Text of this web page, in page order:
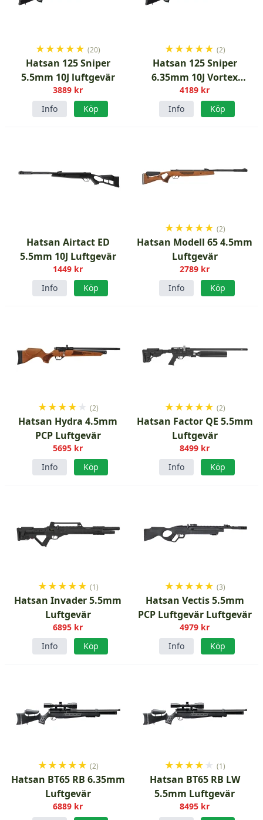
★★★★★ (20)
Hatsan 125 Sniper
5.5mm 10J luftgevär
3889 kr
Info
Köp
★★★★★ (2)
Hatsan 125 Sniper
6.35mm 10J Vortex
luftgevär
4189 kr
Info
Köp
Hatsan Airtact ED
5.5mm 10J Luftgevär
1449 kr
Info
Köp
★★★★★ (2)
Hatsan Modell 65 4.5mm
Luftgevär
2789 kr
Info
Köp
★★★★ ★ (2)
Hatsan Hydra 4.5mm
PCP Luftgevär
5695 kr
Info
Köp
★★★★★ (2)
Hatsan Factor QE 5.5mm
Luftgevär
8499 kr
Info
Köp
★★★★★ (1)
Hatsan Invader 5.5mm
Luftgevär
6895 kr
Info
Köp
★★★★★ (3)
Hatsan Vectis 5.5mm
PCP Luftgevär Luftgevär
4979 kr
Info
Köp
★★★★★ (2)
Hatsan BT65 RB 6.35mm
Luftgevär
6889 kr
★★★★ ★ (1)
Hatsan BT65 RB LW
5.5mm Luftgevär
8495 kr